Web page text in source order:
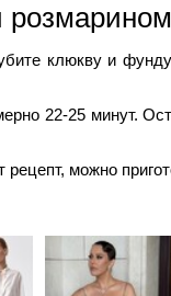
розмарином
клюкву и
22-25 минут.
можно